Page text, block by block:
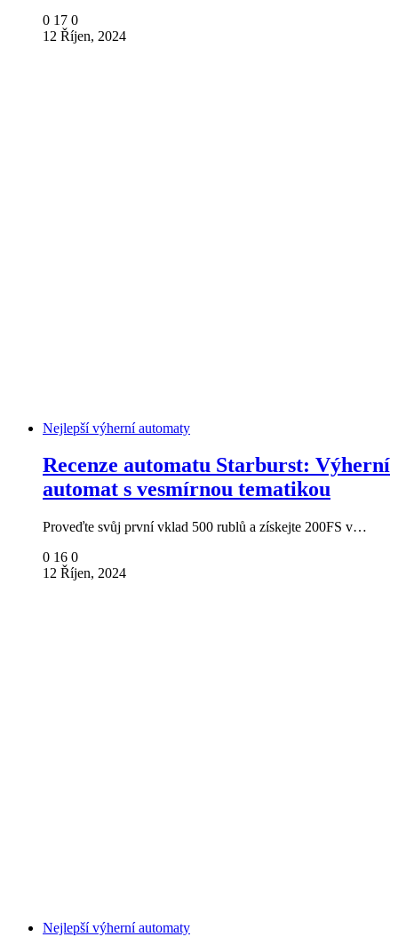
0 17 0
12 Říjen, 2024
Nejlepší výherní automaty
Recenze automatu Starburst: Výherní
automat s vesmírnou tematikou
Proveďte svůj první vklad 500 rublů a získejte 200FS v…
0 16 0
12 Říjen, 2024
Nejlepší výherní automaty